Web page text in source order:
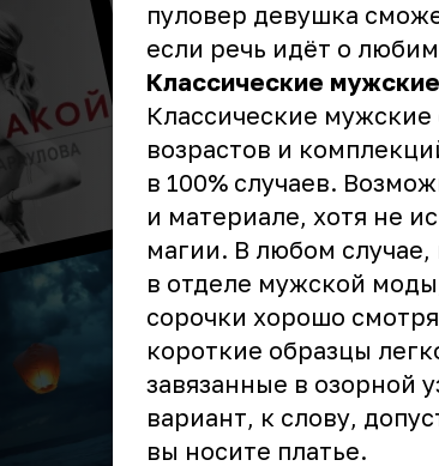
пуловер девушка
если речь идёт о
Классические
Классические
возрастов и
в 100% случаев.
и материале, хотя не
магии. В любом
в отделе мужской
сорочки хорошо
короткие образцы
завязанные в озорной
вариант, к слову,
вы носите платье.